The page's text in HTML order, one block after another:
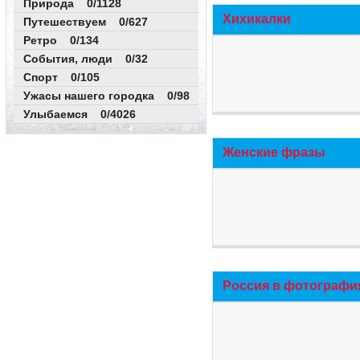
Природа 0/1128
Путешествуем 0/627
Ретро 0/134
События, люди 0/32
Спорт 0/105
Ужасы нашего городка 0/98
Улыбаемся 0/4026
Хихикалки
Женские фразы
Россия в